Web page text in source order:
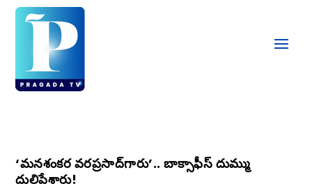
‘మనశంకర వరప్రసాద్‌గారు’.. బాక్సాఫీస్ దుమ్ము
దులిపేశారు!